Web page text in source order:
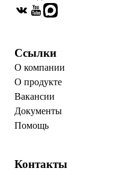
Ссылки
О компании
О продукте
Вакансии
Документы
Помощь
Контакты